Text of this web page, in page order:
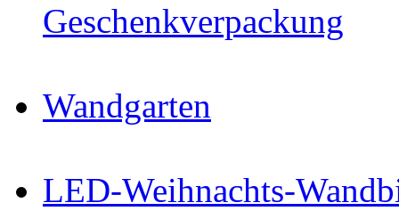
Geschenkverpackung
Wandgarten
LED-Weihnachts-